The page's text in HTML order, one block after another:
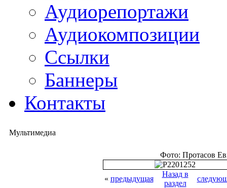
Аудиорепортажи
Аудиокомпозиции
Ссылки
Баннеры
Контакты
Мультимедиа
Фото: Протасов
« предыдущая
Назад в
раздел